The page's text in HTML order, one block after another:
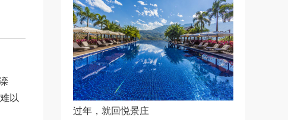
以
过年，就回悦景庄